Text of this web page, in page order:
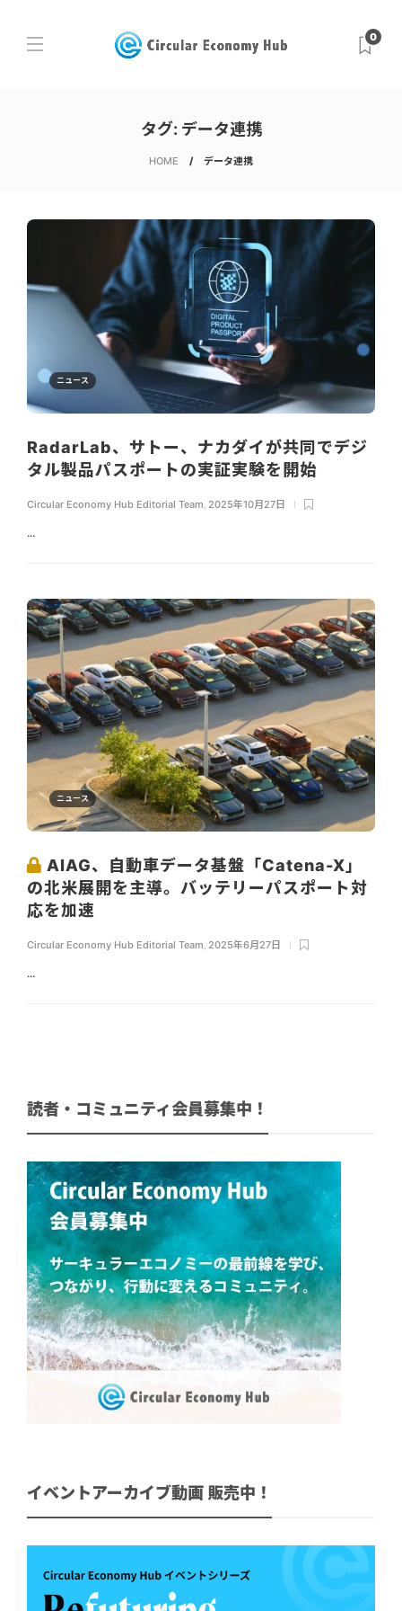
0
タグ: データ連携
HOME データ連携
ニュース
RadarLab、サトー、ナカダイが共同でデジ
タル製品パスポートの実証実験を開始
Circular Economy Hub Editorial Team 2025年10月27日
...
ニュース
AIAG、自動車データ基盤「Catena-X」
の北米展開を主導。バッテリーパスポート対
応を加速
Circular Economy Hub Editorial Team 2025年6月27日
...
読者・コミュニティ会員募集中！
イベントアーカイブ動画 販売中！